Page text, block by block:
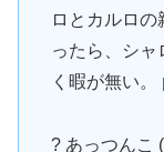
ロとカルロ
ったら、シ
く暇が無い。
? あっつんこ